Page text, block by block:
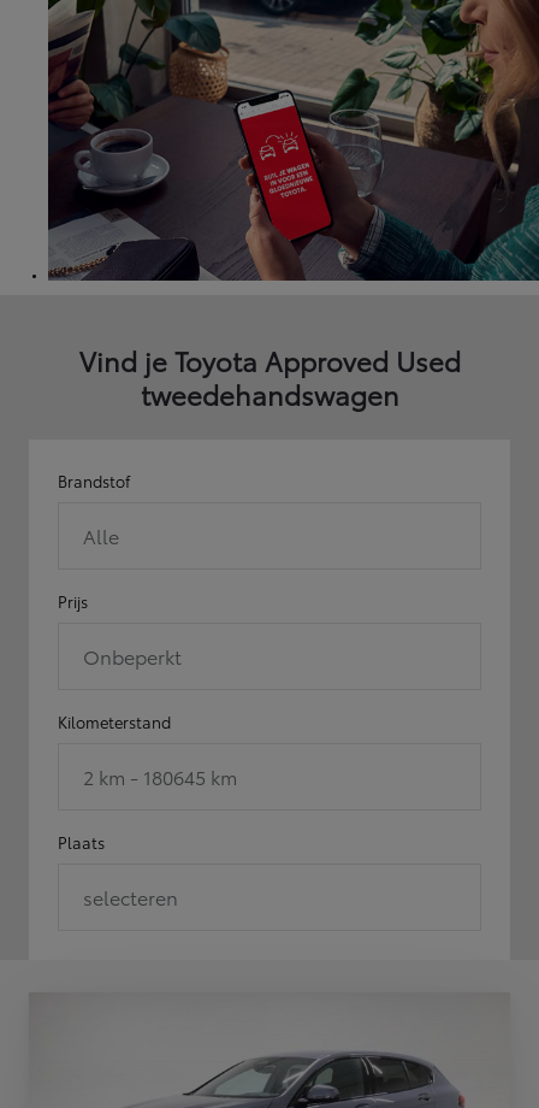
Vind je Toyota Approved Used
tweedehandswagen
Brandstof
Alle
Prijs
Onbeperkt
Kilometerstand
2 km - 180645 km
Plaats
selecteren